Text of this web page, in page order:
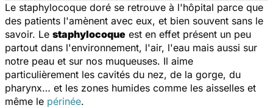
Le staphylocoque doré se retrouve à l'hôpital parce que
des patients l'amènent avec eux, et bien souvent sans le
savoir. Le staphylocoque est en effet présent un peu
partout dans l'environnement, l'air, l'eau mais aussi sur
notre peau et sur nos muqueuses. Il aime
particulièrement les cavités du nez, de la gorge, du
pharynx… et les zones humides comme les aisselles et
même le périnée.